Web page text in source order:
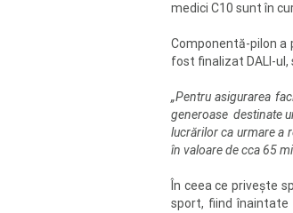
medici C10 sunt în
Componentă-pilon a
fost finalizat DALI-
„Pentru asigurarea
generoase destinate
lucrărilor ca urmare a
în valoare de cca 65
În ceea ce privește
sport, fiind înaintate